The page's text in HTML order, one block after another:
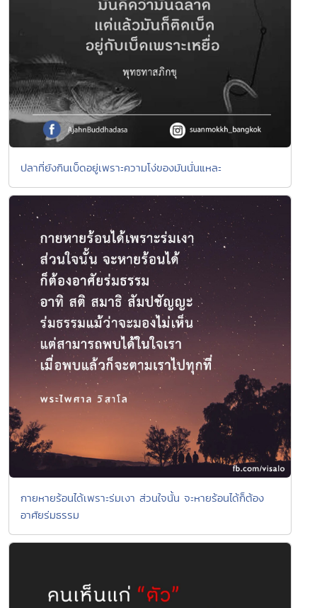
ปลาที่ยังกินเบ็ดอยู่เพราะความโง่ของมันนั่นแหละ
กายหายร้อนได้เพราะร่มเงา ส่วนใจนั้น จะหายร้อนได้ก็ต้อง
อาศัยร่มธรรม